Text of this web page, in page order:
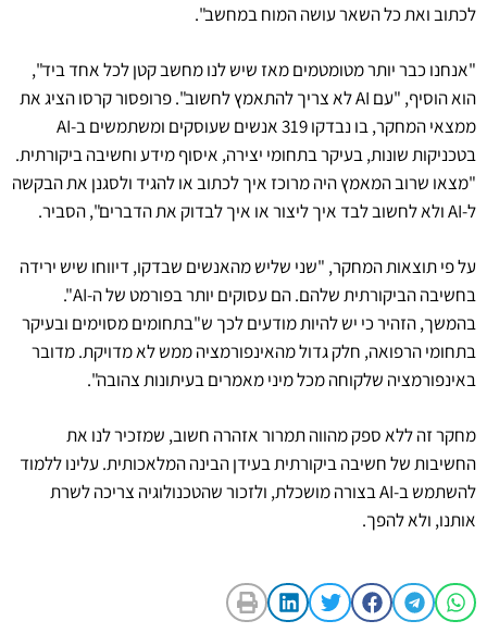
לכתוב ואת כל השאר עושה המוח במחשב".
"אנחנו כבר יותר מטומטמים מאז שיש לנו מחשב קטן לכל אחד ביד",
הוא הוסיף, "עם AI לא צריך להתאמץ לחשוב". פרופסור קרסו הציג את
ממצאי המחקר, בו נבדקו 319 אנשים שעוסקים ומשתמשים ב-AI
בטכניקות שונות, בעיקר בתחומי יצירה, איסוף מידע וחשיבה ביקורתית.
"מצאו שרוב המאמץ היה מרוכז איך לכתוב או להגיד ולסגנן את הבקשה
ל-AI ולא לחשוב לבד איך ליצור או איך לבדוק את הדברים", הסביר.
על פי תוצאות המחקר, "שני שליש מהאנשים שבדקו, דיווחו שיש ירידה
בחשיבה הביקורתית שלהם. הם עסוקים יותר בפורמט של ה-AI".
בהמשך, הזהיר כי יש להיות מודעים לכך ש"בתחומים מסוימים ובעיקר
בתחומי הרפואה, חלק גדול מהאינפורמציה ממש לא מדויקת. מדובר
באינפורמציה שלקוחה מכל מיני מאמרים בעיתונות צהובה".
מחקר זה ללא ספק מהווה תמרור אזהרה חשוב, שמזכיר לנו את
החשיבות של חשיבה ביקורתית בעידן הבינה המלאכותית. עלינו ללמוד
להשתמש ב-AI בצורה מושכלת, ולזכור שהטכנולוגיה צריכה לשרת
אותנו, ולא להפך.